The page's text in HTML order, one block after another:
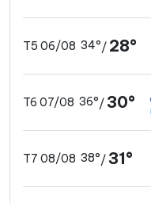
T5 06/08 34°/ 28°
T6 07/08 36°/30°
T7 08/08 38°/31°